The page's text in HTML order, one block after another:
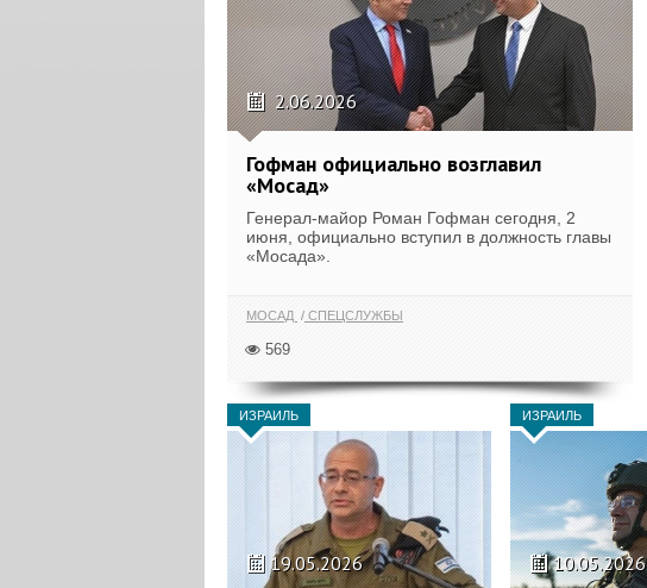
2.06.2026
Гофман официально возглавил
«Мосад»
Генерал-майор Роман Гофман сегодня, 2
июня, официально вступил в должность главы
«Мосада».
МОСАД СПЕЦСЛУЖБЫ
569
ИЗРАИЛЬ
19.05.2026
ИЗРАИЛЬ
10.05.2026